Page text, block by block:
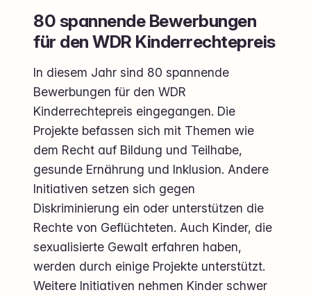
80 spannende Bewerbungen
für den WDR Kinderrechtepreis
In diesem Jahr sind 80 spannende
Bewerbungen für den WDR
Kinderrechtepreis eingegangen. Die
Projekte befassen sich mit Themen wie
dem Recht auf Bildung und Teilhabe,
gesunde Ernährung und Inklusion. Andere
Initiativen setzen sich gegen
Diskriminierung ein oder unterstützen die
Rechte von Geflüchteten. Auch Kinder, die
sexualisierte Gewalt erfahren haben,
werden durch einige Projekte unterstützt.
Weitere Initiativen nehmen Kinder schwer